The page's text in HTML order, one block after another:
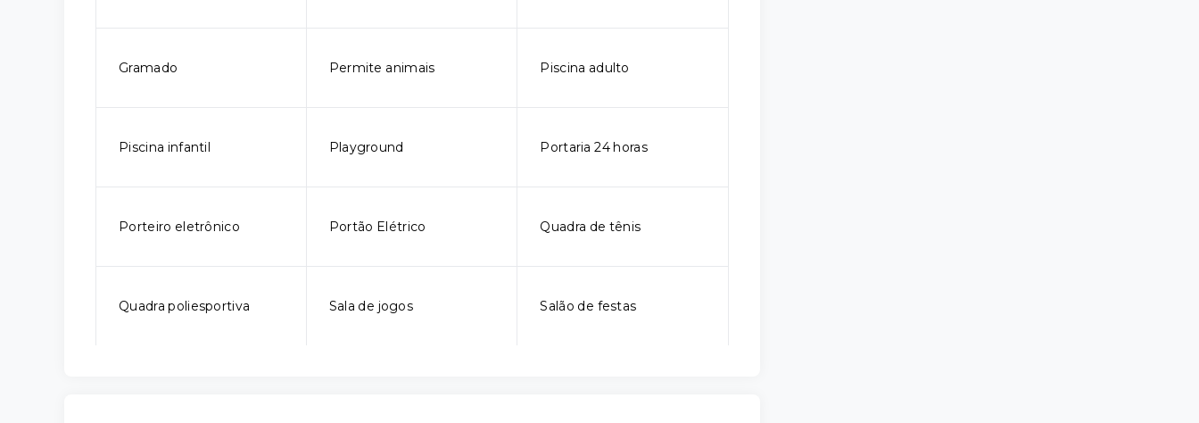
Gramado Permite animais Piscina adulto
Piscina infantil Playground Portaria 24 horas
Porteiro eletrônico Portão Elétrico Quadra de tênis
Quadra poliesportiva Sala de jogos Salão de festas